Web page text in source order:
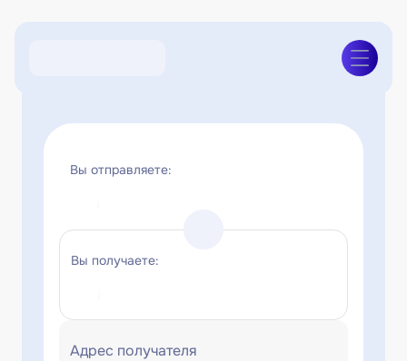
Вы отправляете:
Вы получаете:
Адрес получателя